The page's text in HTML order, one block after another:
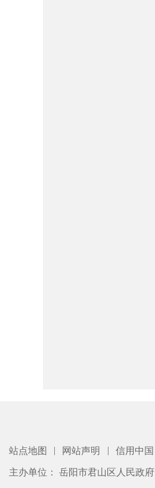
站点地图 | 网站声明 | 信用中国
主办单位： 岳阳市君山区人民政府